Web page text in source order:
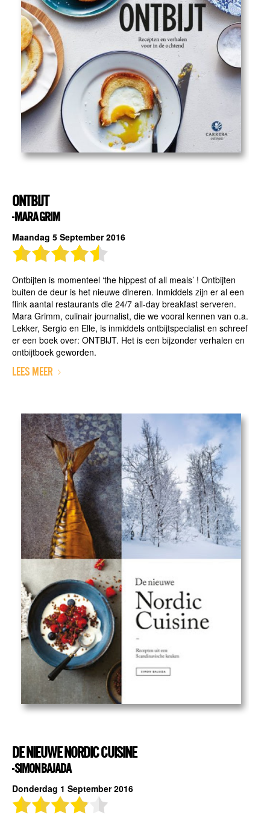
ONTBIJT
- MARA GRIM
Maandag 5 September 2016
Ontbijten is momenteel ‘the hippest of all meals’ ! Ontbijten
buiten de deur is het nieuwe dineren. Inmiddels zijn er al een
flink aantal restaurants die 24/7 all-day breakfast serveren.
Mara Grimm, culinair journalist, die we vooral kennen van o.a.
Lekker, Sergio en Elle, is inmiddels ontbijtspecialist en schreef
er een boek over: ONTBIJT. Het is een bijzonder verhalen en
ontbijtboek geworden.
LEES MEER
DE NIEUWE NORDIC CUISINE
- SIMON BAJADA
Donderdag 1 September 2016